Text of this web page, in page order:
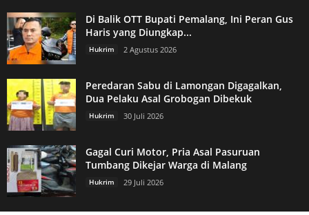
Di Balik OTT Bupati Pemalang, Ini Peran Gus
Haris yang Diungkap...
Hukrim 2 Agustus 2026
Peredaran Sabu di Lamongan Digagalkan,
Dua Pelaku Asal Grobogan Dibekuk
Hukrim 30 Juli 2026
Gagal Curi Motor, Pria Asal Pasuruan
Tumbang Dikejar Warga di Malang
Hukrim 29 Juli 2026